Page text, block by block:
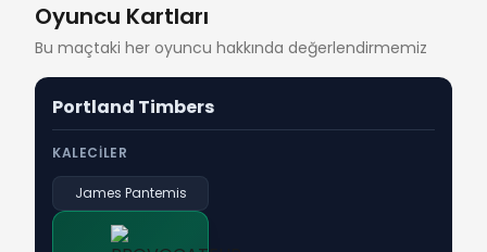
Oyuncu Kartları
Bu maçtaki her oyuncu hakkında değerlendirmemiz
Portland Timbers
KALECILER
James Pantemis